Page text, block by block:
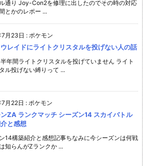
通り Joy-Con2を修理に出したのでその時の対応
とかのレポー ...
月23日 : ポケモン
レイドにライトクリスタルを投げない人の話
年間ライトクリスタルを投げていません ライト
ル投げない縛りって ...
月22日 : ポケモン
ZA ランクマッチ シーズン14 スカイバトル
と感想
14構築紹介と感想記事ちなみに今シーズンは何戦
知らんがZランクか ...